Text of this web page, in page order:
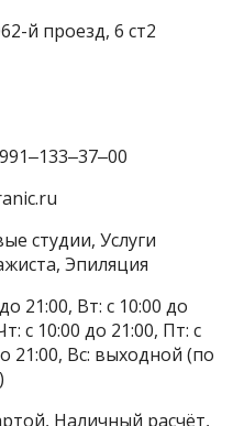
й проезд, 6 ст2
студии, Услуги
Эпиляция
21:00, Вт: с 10:00 до
с 10:00 до 21:00, Пт: с
21:00, Вс: выходной (по
Наличный расчёт,